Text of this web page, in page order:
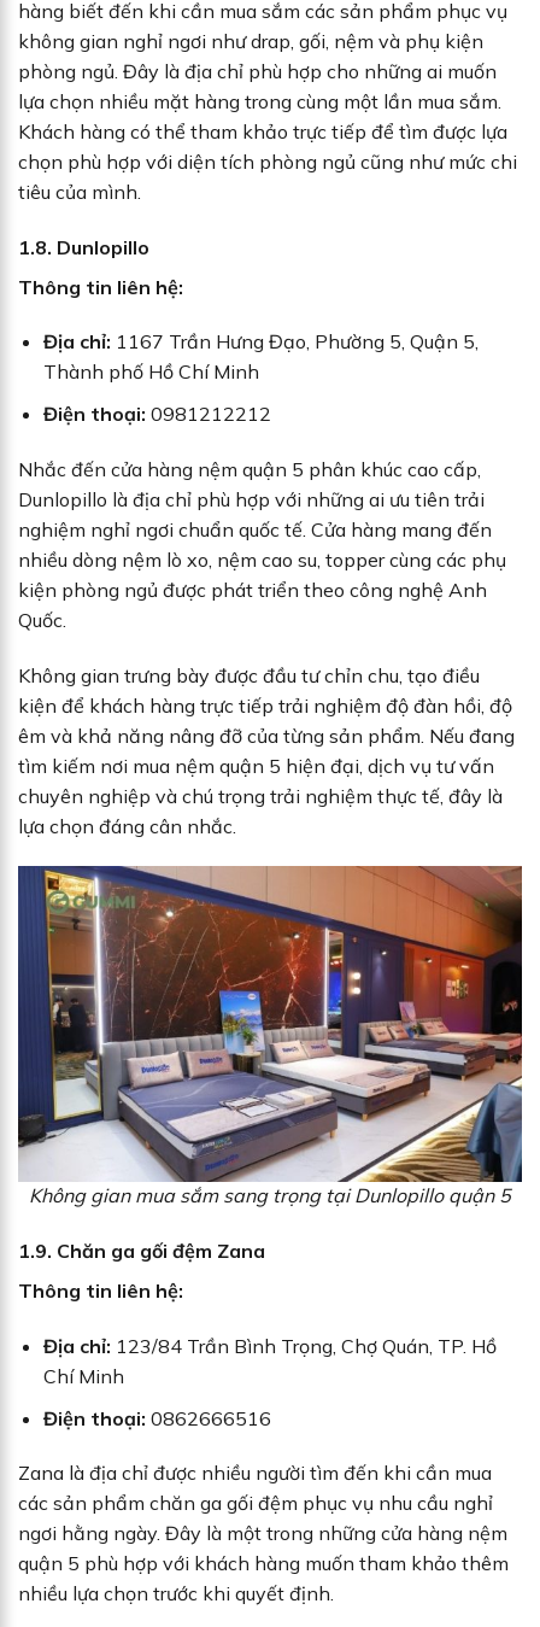
hàng biết đến khi cần mua sắm các sản phẩm phục vụ
không gian nghỉ ngơi như drap, gối, nệm và phụ kiện
phòng ngủ. Đây là địa chỉ phù hợp cho những ai muốn
lựa chọn nhiều mặt hàng trong cùng một lần mua sắm.
Khách hàng có thể tham khảo trực tiếp để tìm được lựa
chọn phù hợp với diện tích phòng ngủ cũng như mức chi
tiêu của mình.
1.8. Dunlopillo
Thông tin liên hệ:
Địa chỉ: 1167 Trần Hưng Đạo, Phường 5, Quận 5,
Thành phố Hồ Chí Minh
Điện thoại: 0981212212
Nhắc đến cửa hàng nệm quận 5 phân khúc cao cấp,
Dunlopillo là địa chỉ phù hợp với những ai ưu tiên trải
nghiệm nghỉ ngơi chuẩn quốc tế. Cửa hàng mang đến
nhiều dòng nệm lò xo, nệm cao su, topper cùng các phụ
kiện phòng ngủ được phát triển theo công nghệ Anh
Quốc.
Không gian trưng bày được đầu tư chỉn chu, tạo điều
kiện để khách hàng trực tiếp trải nghiệm độ đàn hồi, độ
êm và khả năng nâng đỡ của từng sản phẩm. Nếu đang
tìm kiếm nơi mua nệm quận 5 hiện đại, dịch vụ tư vấn
chuyên nghiệp và chú trọng trải nghiệm thực tế, đây là
lựa chọn đáng cân nhắc.
Không gian mua sắm sang trọng tại Dunlopillo quận 5
1.9. Chăn ga gối đệm Zana
Thông tin liên hệ:
Địa chỉ: 123/84 Trần Bình Trọng, Chợ Quán, TP. Hồ
Chí Minh
Điện thoại: 0862666516
Zana là địa chỉ được nhiều người tìm đến khi cần mua
các sản phẩm chăn ga gối đệm phục vụ nhu cầu nghỉ
ngơi hằng ngày. Đây là một trong những cửa hàng nệm
quận 5 phù hợp với khách hàng muốn tham khảo thêm
nhiều lựa chọn trước khi quyết định.